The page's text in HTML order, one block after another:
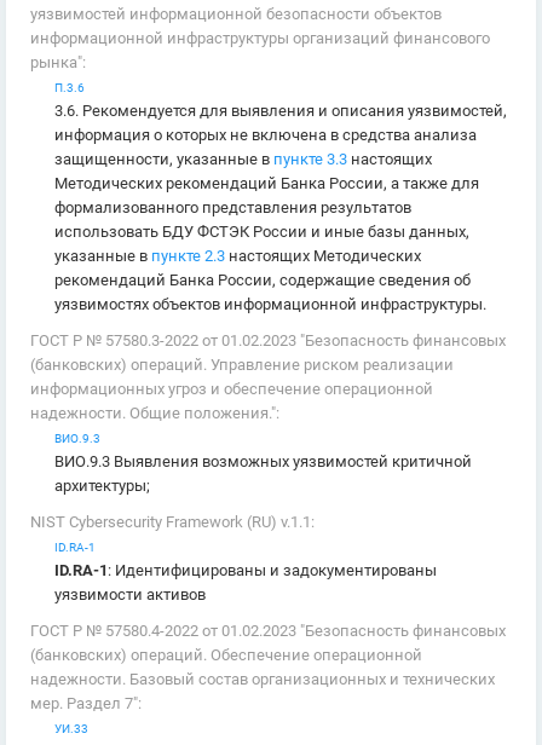
уязвимостей информационной безопасности объектов
информационной инфраструктуры организаций финансового
рынка":
П.3.6
3.6. Рекомендуется для выявления и описания уязвимостей,
информация о которых не включена в средства анализа
защищенности, указанные в пункте 3.3 настоящих
Методических рекомендаций Банка России, а также для
формализованного представления результатов
использовать БДУ ФСТЭК России и иные базы данных,
указанные в пункте 2.3 настоящих Методических
рекомендаций Банка России, содержащие сведения об
уязвимостях объектов информационной инфраструктуры.
ГОСТ Р № 57580.3-2022 от 01.02.2023 "Безопасность финансовых
(банковских) операций. Управление риском реализации
информационных угроз и обеспечение операционной
надежности. Общие положения.":
ВИО.9.3
ВИО.9.3 Выявления возможных уязвимостей критичной
архитектуры;
NIST Cybersecurity Framework (RU) v.1.1:
ID.RA-1
ID.RA-1 : Идентифицированы и задокументированы
уязвимости активов
ГОСТ Р № 57580.4-2022 от 01.02.2023 "Безопасность финансовых
(банковских) операций. Обеспечение операционной
надежности. Базовый состав организационных и технических
мер. Раздел 7":
УИ.33